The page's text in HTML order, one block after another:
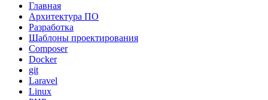
Главная
Архитектура ПО
Разработка
Шаблоны проектирования
Composer
Docker
git
Laravel
Linux